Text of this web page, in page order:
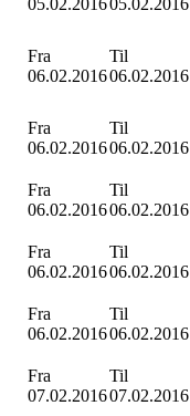
05.02.201605.02.2016
Fra
06.02.2016
Til
06.02.2016
Fra
06.02.2016
Til
06.02.2016
Fra
06.02.2016
Til
06.02.2016
Fra
06.02.2016
Til
06.02.2016
Fra
06.02.2016
Til
06.02.2016
Fra
07.02.2016
Til
07.02.2016